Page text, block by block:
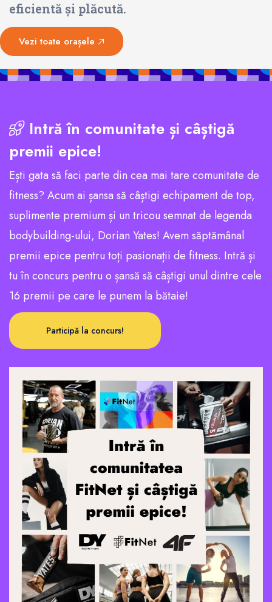
eficientă și plăcută.
Vezi toate orașele
Intră în comunitate și câștigă
premii epice!
Ești gata să faci parte din cea mai tare comunitate de
fitness? Acum ai șansa să câștigi echipament de top,
suplimente premium și un tricou semnat de legenda
bodybuilding-ului, Dorian Yates! Avem săptămânal
premii epice pentru toți pasionații de fitness. Intră și
tu în concurs pentru o șansă să câștigi unul dintre cele
16 premii pe care le punem la bătaie!
Participă la concurs!